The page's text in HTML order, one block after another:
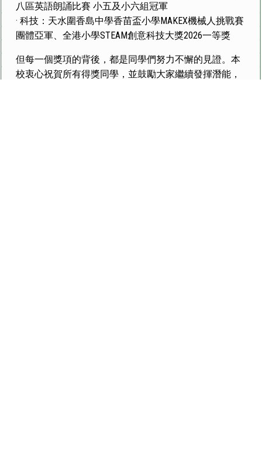
八區英語朗誦比賽 小五及小六組冠軍
· 科技：天水圍香島中學香苗盃小學MAKEX機械人挑戰賽
團體亞軍、全港小學STEAM創意科技大獎2026一等獎
但每一個獎項的背後，都是同學們努力不懈的見證。本
校衷心祝賀所有得獎同學，並鼓勵大家繼續發揮潛能，